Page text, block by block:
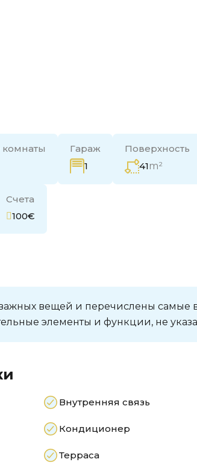
Гараж
1
Поверхность
41m²
Счета
100€
вещей и перечислены самые
элементы и функции, не
Внутренняя связь
Кондиционер
Терраса